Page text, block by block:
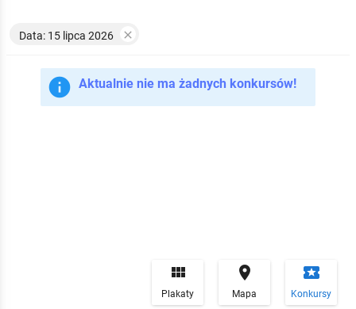

Plakaty

Mapa
local_play
Konkursy
Data: 15 lipca 2026 
 Aktualnie nie ma żadnych konkursów!